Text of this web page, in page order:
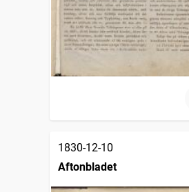
1830-12-10
Aftonbladet